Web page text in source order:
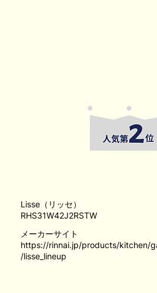
メーカーサイト
https://rinnai.jp/products/kitchen/
/lisse_lineup
Lisse（リッセ）
RHS31W42J2RSTW